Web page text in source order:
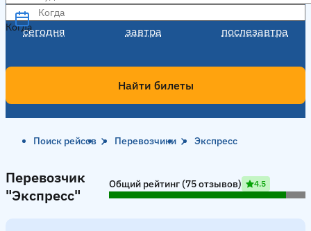
Когда
сегодня завтра послезавтра
Когда
Найти билеты
Поиск рейсов Перевозчики Экспресс
Перевозчик "Экспресс"
Перевозчик
"Экспресс"
Общий рейтинг (75 отзывов) 4.5